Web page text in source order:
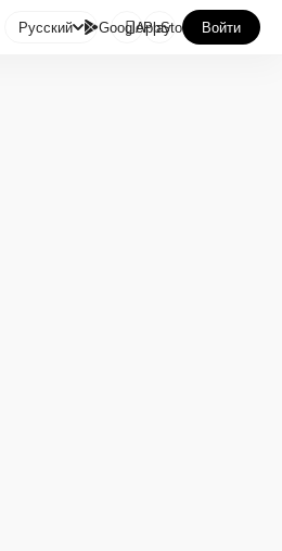
Русский GooglePlay
AppStore Войти